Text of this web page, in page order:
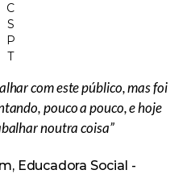
C
S
P
T
com este público, mas foi
pouco a pouco, e hoje
noutra coisa”
Educadora Social